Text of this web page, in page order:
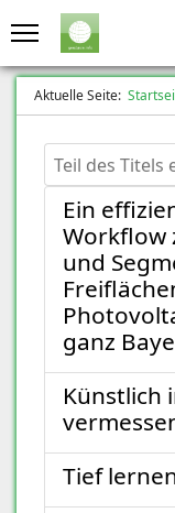
Aktuelle Seite:
Teil des Titels
Ein
Workflow
und
ganz
Künstlich
Tief